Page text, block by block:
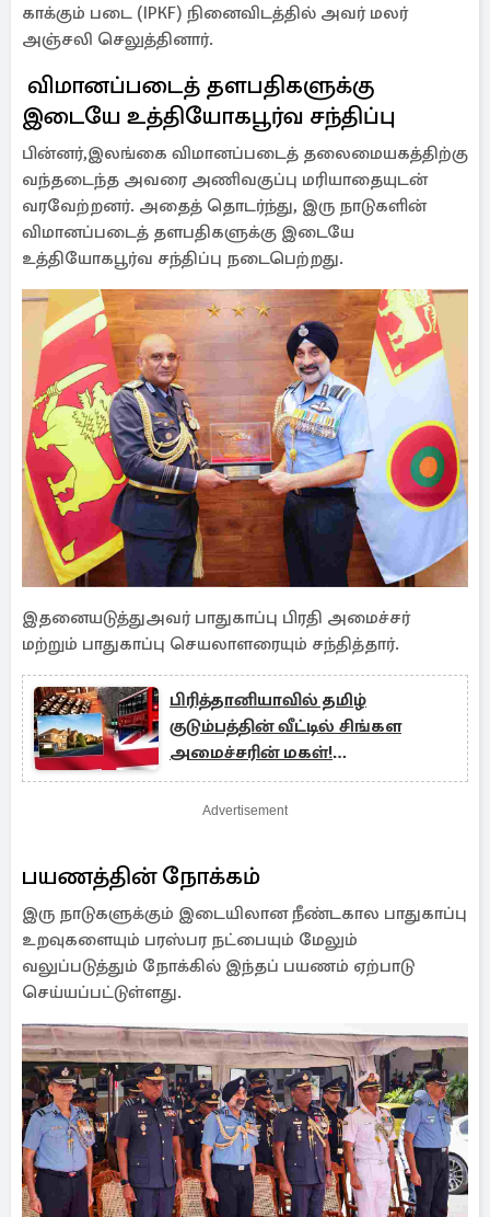
காக்கும் படை (IPKF) நினைவிடத்தில் அவர் மலர்
அஞ்சலி செலுத்தினார்.
விமானப்படைத் தளபதிகளுக்கு
இடையே உத்தியோகபூர்வ சந்திப்பு
பின்னர்,இலங்கை விமானப்படைத் தலைமையகத்திற்கு
வந்தடைந்த அவரை அணிவகுப்பு மரியாதையுடன்
வரவேற்றனர். அதைத் தொடர்ந்து, இரு நாடுகளின்
விமானப்படைத் தளபதிகளுக்கு இடையே
உத்தியோகபூர்வ சந்திப்பு நடைபெற்றது.
இதனையடுத்துஅவர் பாதுகாப்பு பிரதி அமைச்சர்
மற்றும் பாதுகாப்பு செயலாளரையும் சந்தித்தார்.
பிரித்தானியாவில் தமிழ்
குடும்பத்தின் வீட்டில் சிங்கள
அமைச்சரின் மகள்!
நாடாளுமன்றில் அம்பலம்
Advertisement
பயணத்தின் நோக்கம்
இரு நாடுகளுக்கும் இடையிலான நீண்டகால பாதுகாப்பு
உறவுகளையும் பரஸ்பர நட்பையும் மேலும்
வலுப்படுத்தும் நோக்கில் இந்தப் பயணம் ஏற்பாடு
செய்யப்பட்டுள்ளது.